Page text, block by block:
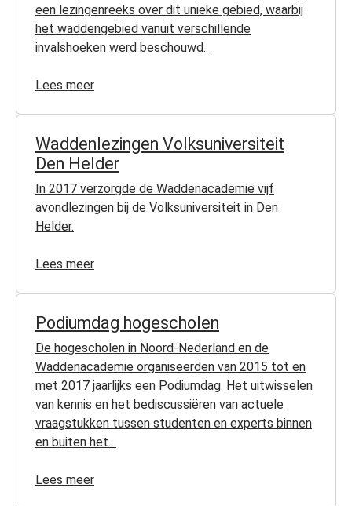
een lezingenreeks over dit unieke gebied, waarbij
het waddengebied vanuit verschillende
invalshoeken werd beschouwd.
Lees meer
Waddenlezingen Volksuniversiteit
Den Helder
In 2017 verzorgde de Waddenacademie vijf
avondlezingen bij de Volksuniversiteit in Den
Helder.
Lees meer
Podiumdag hogescholen
De hogescholen in Noord-Nederland en de
Waddenacademie organiseerden van 2015 tot en
met 2017 jaarlijks een Podiumdag. Het uitwisselen
van kennis en het bediscussiëren van actuele
vraagstukken tussen studenten en experts binnen
en buiten het…
Lees meer